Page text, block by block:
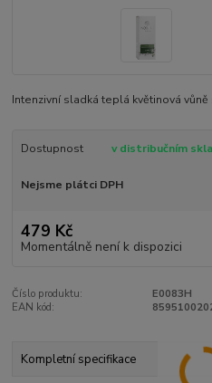
Intenzivní sladká teplá květinová
Dostupnost v distribučním
Nejsme plátci DPH
479 Kč
Momentálně není k dispozici
Číslo produktu:
E0083H
EAN kód:
Kompletní specifikace